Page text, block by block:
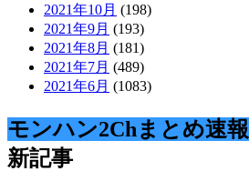
2021年10月 (198)
2021年9月 (193)
2021年8月 (181)
2021年7月 (489)
2021年6月 (1083)
モンハン2Chまとめ速報
新記事